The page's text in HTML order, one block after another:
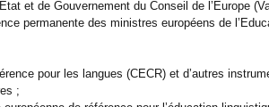
de Gouvernement du Conseil de l’Europe
des ministres européens de
pour les langues (CECR) et d’autres
;